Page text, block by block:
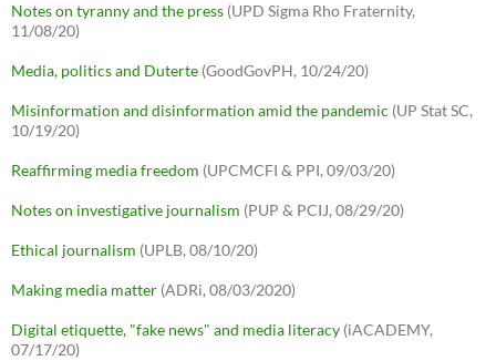
Notes on tyranny and the press (UPD Sigma Rho Fraternity,
11/08/20)
Media, politics and Duterte (GoodGovPH, 10/24/20)
Misinformation and disinformation amid the pandemic (UP Stat SC,
10/19/20)
Reaffirming media freedom (UPCMCFI & PPI, 09/03/20)
Notes on investigative journalism (PUP & PCIJ, 08/29/20)
Ethical journalism (UPLB, 08/10/20)
Making media matter (ADRi, 08/03/2020)
Digital etiquette, "fake news" and media literacy (iACADEMY,
07/17/20)